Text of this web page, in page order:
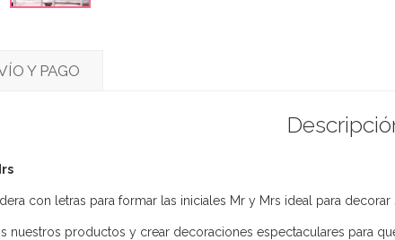
Y PAGO
con letras para formar las iniciales Mr y Mrs ideal para decorar
nuestros productos y crear decoraciones espectaculares para